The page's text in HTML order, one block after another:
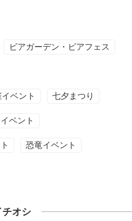
ビアガーデン・ビアフェス
ベント 七夕まつり
ベント
恐竜イベント
チオシ